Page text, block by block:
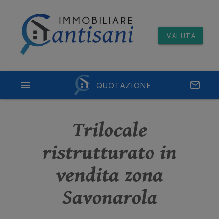
VALUTA
QUOTAZIONE email
menu
Trilocale
ristrutturato in
vendita zona
Savonarola